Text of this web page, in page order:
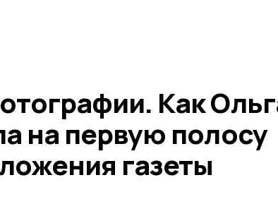
Как
на первую полосу
газеты